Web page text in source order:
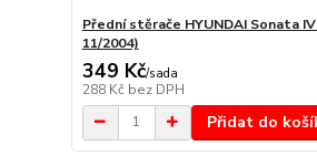
Přední stěrače HYUNDAI Sonata IV
11/2004)
349 Kč/sada
288 Kč bez DPH
Přidat do